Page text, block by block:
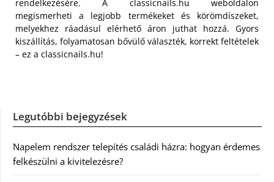
rendelkezésére. A classicnails.hu weboldalon
megismerheti a legjobb termékeket és körömdíszeket,
melyekhez ráadásul elérhető áron juthat hozzá. Gyors
kiszállítás, folyamatosan bővülő választék, korrekt feltételek
– ez a classicnails.hu!
Legutóbbi bejegyzések
Napelem rendszer telepítés családi házra: hogyan érdemes
felkészülni a kivitelezésre?